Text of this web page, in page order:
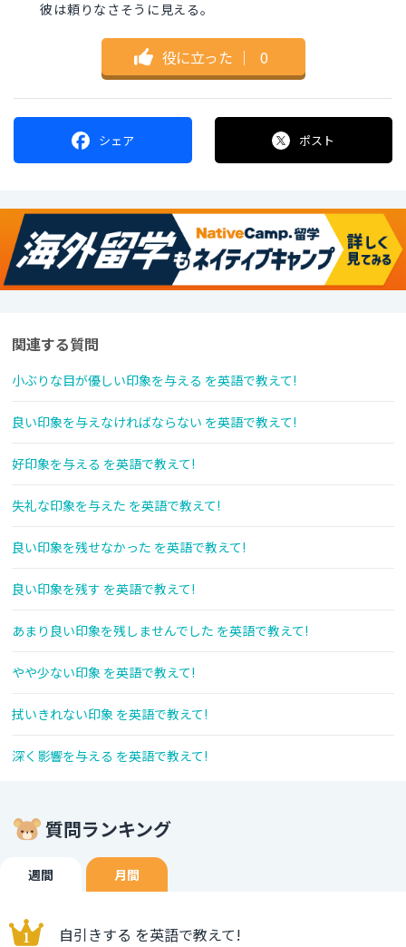
彼は頼りなさそうに見える。
役に立った ｜ 0
シェア ポスト
関連する質問
小ぶりな目が優しい印象を与える を英語で教えて!
良い印象を与えなければならない を英語で教えて!
好印象を与える を英語で教えて!
失礼な印象を与えた を英語で教えて!
良い印象を残せなかった を英語で教えて!
良い印象を残す を英語で教えて!
あまり良い印象を残しませんでした を英語で教えて!
やや少ない印象 を英語で教えて!
拭いきれない印象 を英語で教えて!
深く影響を与える を英語で教えて!
質問ランキング
週間 月間
自引きする を英語で教えて!